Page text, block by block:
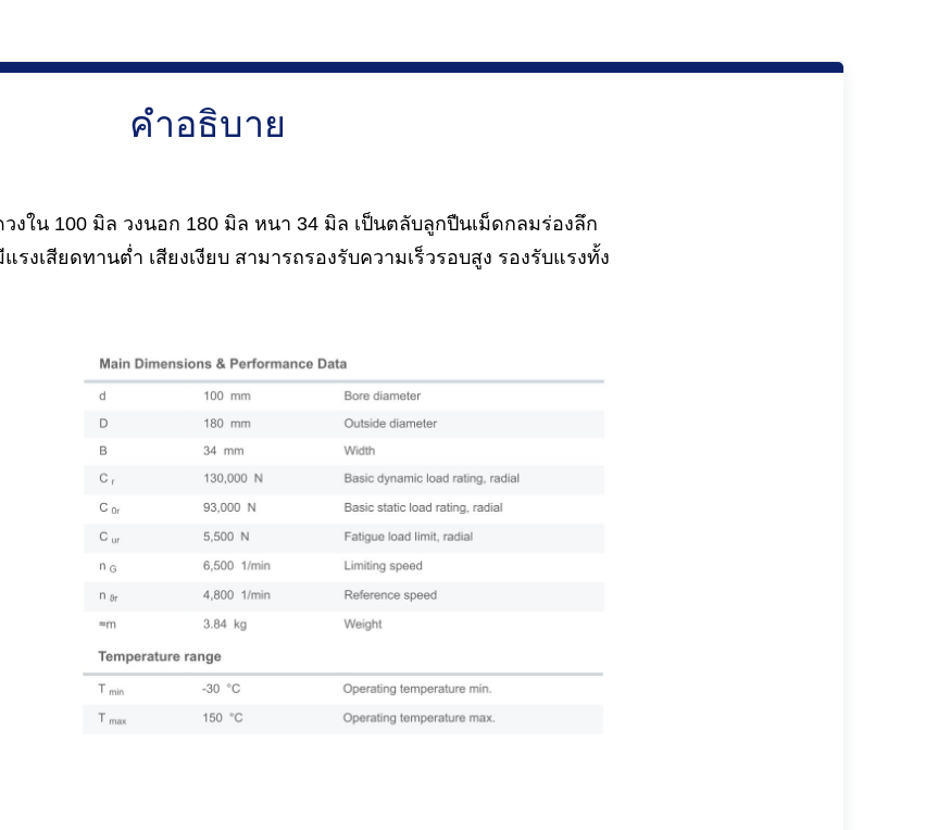
คำอธิบาย
วงใน 100 มิล วงนอก 180 มิล หนา 34 มิล เป็นตลับลูกปืนเม็ดกลมร่องลึก
รงเสียดทานต่ำ เสียงเงียบ สามารถรองรับความเร็วรอบสูง รองรับแรงทั้ง